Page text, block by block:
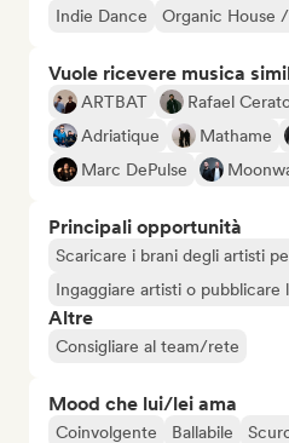
Indie Dance Organic House
Vuole ricevere musica
ARTBAT Rafael
Adriatique
Mathame
Marc DePulse
Principali opportunità
Scaricare i brani degli artisti
Ingaggiare artisti o pubblicare
Altre
Consigliare al team/rete
Mood che lui/lei ama
Coinvolgente Ballabile